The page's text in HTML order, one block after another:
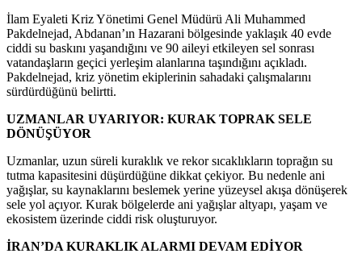
İlam Eyaleti Kriz Yönetimi Genel Müdürü Ali Muhammed
Pakdelnejad, Abdanan’ın Hazarani bölgesinde yaklaşık 40 evde
ciddi su baskını yaşandığını ve 90 aileyi etkileyen sel sonrası
vatandaşların geçici yerleşim alanlarına taşındığını açıkladı.
Pakdelnejad, kriz yönetim ekiplerinin sahadaki çalışmalarını
sürdürdüğünü belirtti.
UZMANLAR UYARIYOR: KURAK TOPRAK SELE
DÖNÜŞÜYOR
Uzmanlar, uzun süreli kuraklık ve rekor sıcaklıkların toprağın su
tutma kapasitesini düşürdüğüne dikkat çekiyor. Bu nedenle ani
yağışlar, su kaynaklarını beslemek yerine yüzeysel akışa dönüşerek
sele yol açıyor. Kurak bölgelerde ani yağışlar altyapı, yaşam ve
ekosistem üzerinde ciddi risk oluşturuyor.
İRAN’DA KURAKLIK ALARMI DEVAM EDİYOR